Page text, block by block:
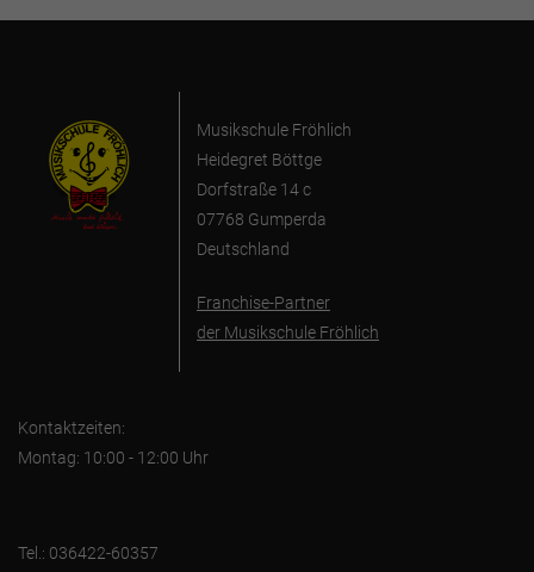
Musikschule Fröhlich
Heidegret Böttge
Dorfstraße 14 c
07768 Gumperda
Deutschland
Franchise-Partner
der Musikschule Fröhlich
Kontaktzeiten:
Montag: 10:00 - 12:00 Uhr
Tel.: 036422-60357